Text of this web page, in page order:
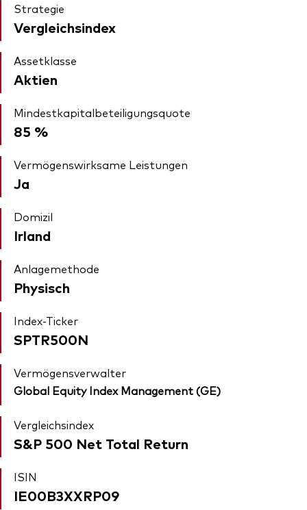
Strategie
Vergleichsindex
Assetklasse
Aktien
Mindestkapitalbeteiligungsquote
85 %
Vermögenswirksame Leistungen
Ja
Domizil
Irland
Anlagemethode
Physisch
Index-Ticker
SPTR500N
Vermögensverwalter
Global Equity Index Management (GE)
Vergleichsindex
S&P 500 Net Total Return
ISIN
IE00B3XXRP09